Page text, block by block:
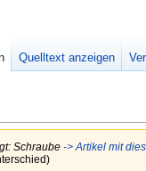
Schraube -> Artikel mit
Quelltext anzeigen